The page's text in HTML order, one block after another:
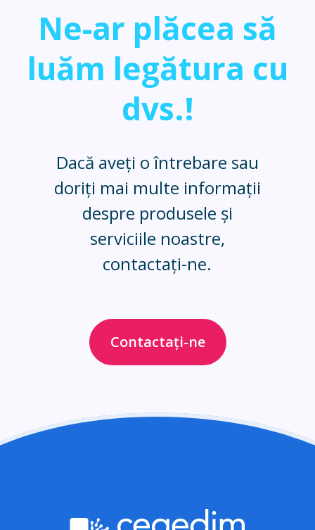
Ne-ar plăcea să
luăm legătura cu
dvs.!
Dacă aveți o întrebare sau
doriți mai multe informații
despre produsele și
serviciile noastre,
contactați-ne.
Contactați-ne